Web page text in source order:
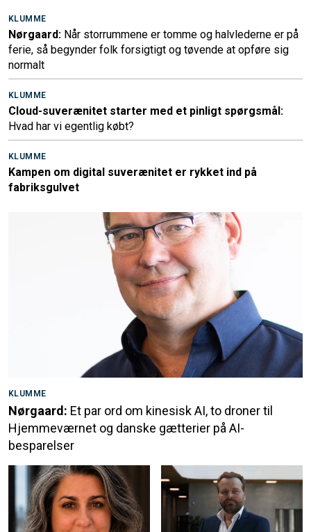
KLUMME
Nørgaard: Når storrummene er tomme og halvlederne er på
ferie, så begynder folk forsigtigt og tøvende at opføre sig
normalt
KLUMME
Cloud-suverænitet starter med et pinligt spørgsmål:
Hvad har vi egentlig købt?
KLUMME
Kampen om digital suverænitet er rykket ind på
fabriksgulvet
KLUMME
Nørgaard: Et par ord om kinesisk AI, to droner til
Hjemmeværnet og danske gætterier på AI-
besparelser